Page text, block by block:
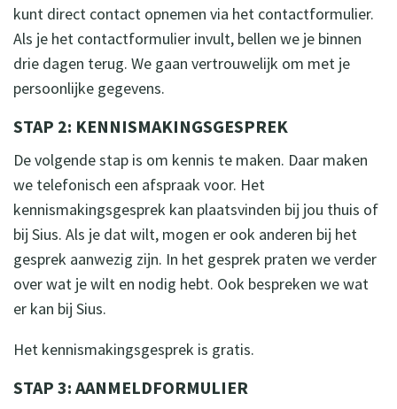
kunt direct contact opnemen via het contactformulier.
Als je het contactformulier invult, bellen we je binnen
drie dagen terug. We gaan vertrouwelijk om met je
persoonlijke gegevens.
STAP 2: KENNISMAKINGSGESPREK
De volgende stap is om kennis te maken. Daar maken
we telefonisch een afspraak voor. Het
kennismakingsgesprek kan plaatsvinden bij jou thuis of
bij Sius. Als je dat wilt, mogen er ook anderen bij het
gesprek aanwezig zijn. In het gesprek praten we verder
over wat je wilt en nodig hebt. Ook bespreken we wat
er kan bij Sius.
Het kennismakingsgesprek is gratis.
STAP 3: AANMELDFORMULIER